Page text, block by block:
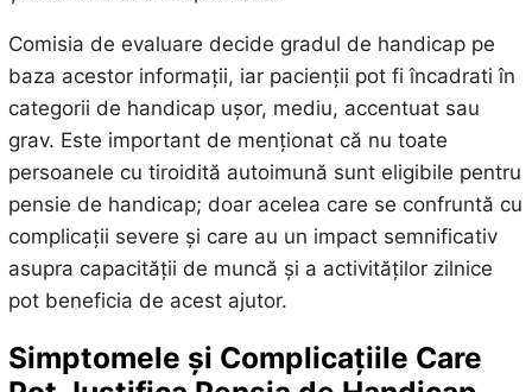
Comisia de evaluare decide gradul de handicap pe
baza acestor informații, iar pacienții pot fi încadrati în
categorii de handicap ușor, mediu, accentuat sau
grav. Este important de menționat că nu toate
persoanele cu tiroidită autoimună sunt eligibile pentru
pensie de handicap; doar acelea care se confruntă cu
complicații severe și care au un impact semnificativ
asupra capacității de muncă și a activităților zilnice
pot beneficia de acest ajutor.
Simptomele și Complicațiile Care